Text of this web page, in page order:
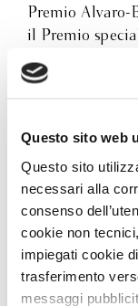
Questo sito web
Questo sito
necessari alla
consenso
cookie non
impiegati cookie
trasferimento
messaggi
Premio
il Premio
Inserito nella
fuoco
è stato
Sanguinetto, e
con cui ha
premio
“Lido di
per Ragazzi -
Scopri di più